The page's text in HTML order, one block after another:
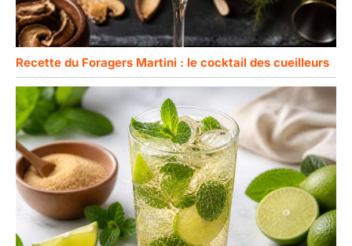
Recette du Foragers Martini : le cocktail des cueilleurs